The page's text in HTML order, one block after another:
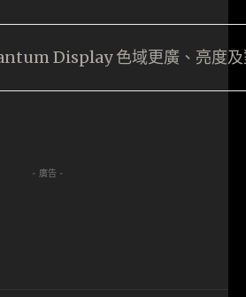
Display 色域更廣、亮度及
- 廣告 -